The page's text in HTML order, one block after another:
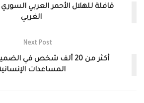
قافلة للهلال الأحمر العربي
الغربي
Next Post
أكثر من 20 ألف شخص في
المساعدات